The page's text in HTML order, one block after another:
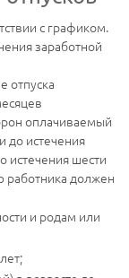
с графиком.
заработной
отпуска
оплачиваемый
до истечения
истечения шести
работника должен
и родам или